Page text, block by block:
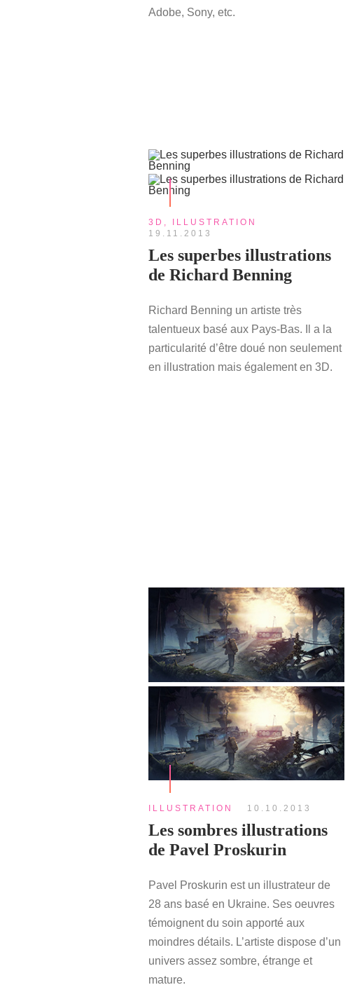
Adobe, Sony, etc.
3D
ILLUSTRATION
19.11.2013
Les superbes illustrations
de Richard Benning
Richard Benning un artiste très
talentueux basé aux Pays-Bas. Il a la
particularité d’être doué non seulement
en illustration mais également en 3D.
ILLUSTRATION 10.10.2013
Les sombres illustrations
de Pavel Proskurin
Pavel Proskurin est un illustrateur de
28 ans basé en Ukraine. Ses oeuvres
témoignent du soin apporté aux
moindres détails. L’artiste dispose d’un
univers assez sombre, étrange et
mature.